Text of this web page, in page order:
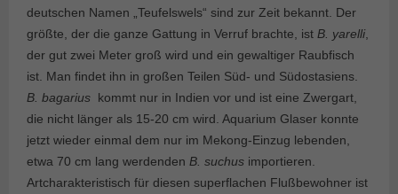
deutschen Namen „Teufelswels“ sind zur Zeit bekannt. Der
größte, der die ganze Gattung in Verruf brachte, ist B. yarelli,
der gut zwei Meter groß wird und ein gewaltiger Raubfisch
ist. Man findet ihn in großen Teilen Süd- und Südostasiens.
B. bagarius kommt nur in Indien vor und ist eine Zwergart,
die nicht länger als 15-20 cm wird. Aquarium Glaser konnte
jetzt wieder einmal dem nur im Mekong-Einzug lebenden,
etwa 70 cm lang werdenden B. suchus importieren.
Artcharakteristisch für diesen superflachen Flußbewohner ist